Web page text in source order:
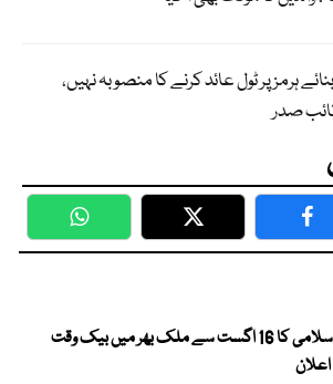
ہرمز پر ٹول عائد کرنے کا منصوبہ نہیں،
صدر
WhatsApp Twitter
جماعت اسلامی کا 16 اگست سے ملک بھر میں بیک وقت